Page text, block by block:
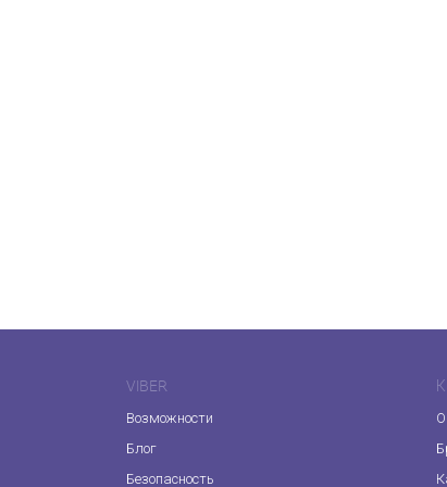
VIBER
Возможности
Блог
Безопасность